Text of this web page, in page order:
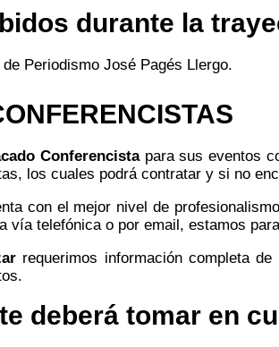
durante la
Periodismo José Pagés Llergo.
Conferencistapara sus eventos
los cuales podrá contratar y si no
con el mejor nivel de
vía telefónica o por email, estamos
requerimos información completa
deberá tomar en